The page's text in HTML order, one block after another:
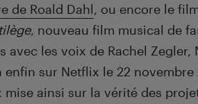
de Roald Dahl, ou encore le
, nouveau film musical de
avec les voix de Rachel
enfin sur Netflix le 22 novembre
mise ainsi sur la vérité des